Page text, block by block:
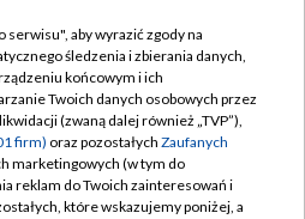
TVP
TVP
prywatności
zgody
aby wyrazić zgody na
śledzenia i zbierania danych,
końcowym i ich
Twoich danych osobowych przez
(zwaną dalej również „TVP”),
firm) oraz pozostałych Zaufanych
marketingowych (w tym do
reklam do Twoich zainteresowań i
które wskazujemy poniżej, a